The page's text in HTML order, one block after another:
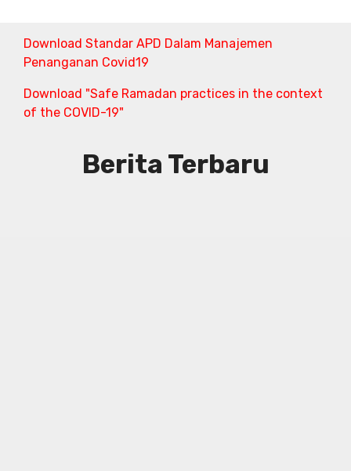
Download Standar APD Dalam Manajemen
Penanganan Covid19
Download "Safe Ramadan practices in the context
of the COVID-19"
Berita Terbaru